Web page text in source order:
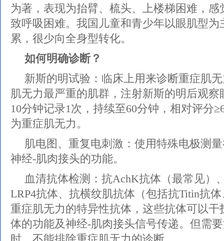
为著，表现为抬臂、梳头、上楼梯困难，
致呼吸困难。我国儿童和青少年以眼肌型
累，很少向全身型转化。
如何明确诊断？
新斯的明试验：临床上用来诊断重症肌
肌无力最严重的肌群，注射新斯的明后观
10分钟记录1次，持续至60分钟，相对评分
为重症肌无力。
肌电图、重复电刺激：使用特殊电极测
神经-肌肉接头的功能。
血清抗体检测：抗AchK抗体（最常见）
LRP4抗体、抗横纹肌抗体（包括抗Titin抗
重症肌无力的特异性抗体，这些抗体可以干
体的功能及神经-肌肉接头信号传递。但需